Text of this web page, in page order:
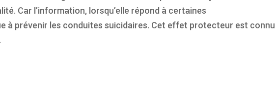
Car l’information, lorsqu’elle répond à certaines
à prévenir les conduites suicidaires. Cet effet protecteur est connu